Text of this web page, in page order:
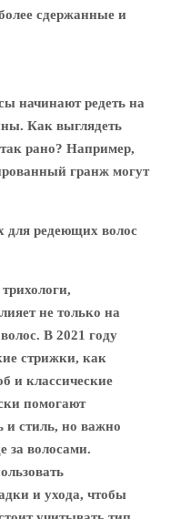
сдержанные и
начинают редеть на
Как выглядеть
рано? Например,
гранж могут
для редеющих волос
не только на
В 2021 году
стрижки, как
и классические
помогают
и стиль, но важно
за волосами.
и ухода, чтобы